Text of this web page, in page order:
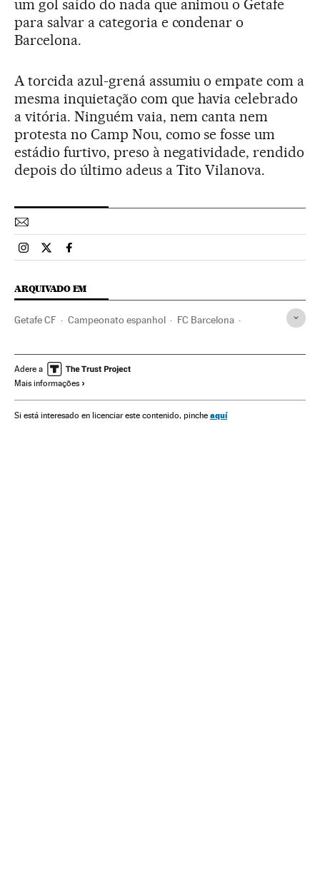
um gol saído do nada que animou o Getafe
para salvar a categoria e condenar o
Barcelona.
A torcida azul-grená assumiu o empate com a
mesma inquietação com que havia celebrado
a vitória. Ninguém vaia, nem canta nem
protesta no Camp Nou, como se fosse um
estádio furtivo, preso à negatividade, rendido
depois do último adeus a Tito Vilanova.
Esportes El País Brasil en Instagram
Esportes El País Brasil en Twitter
Esportes El País Brasil en Facebook
ARQUIVADO EM
Getafe CF Campeonato espanhol FC Barcelona
Times esportes Esportes
Adere a
Mais informações
Si está interesado en licenciar este contenido, pinche aquí